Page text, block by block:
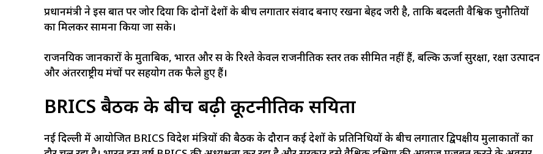
प्रधानमंत्री ने इस बात पर जोर दिया कि दोनों देशों के बीच लगातार संवाद बनाए रखना बेहद जरूरी है, ताकि बदलती वैश्विक चुनौतियों
का मिलकर सामना किया जा सके।
राजनयिक जानकारों के मुताबिक, भारत और रूस के रिश्ते केवल राजनीतिक स्तर तक सीमित नहीं हैं, बल्कि ऊर्जा सुरक्षा, रक्षा उत्पादन
और अंतरराष्ट्रीय मंचों पर सहयोग तक फैले हुए हैं।
BRICS बैठक के बीच बढ़ी कूटनीतिक सक्रियता
नई दिल्ली में आयोजित BRICS विदेश मंत्रियों की बैठक के दौरान कई देशों के प्रतिनिधियों के बीच लगातार द्विपक्षीय मुलाकातों का